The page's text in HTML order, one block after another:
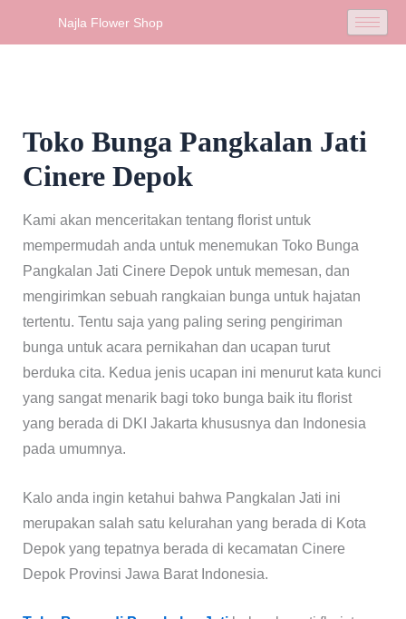
Najla Flower Shop
Toko Bunga Pangkalan Jati
Cinere Depok
Kami akan menceritakan tentang florist untuk
mempermudah anda untuk menemukan Toko Bunga
Pangkalan Jati Cinere Depok untuk memesan, dan
mengirimkan sebuah rangkaian bunga untuk hajatan
tertentu. Tentu saja yang paling sering pengiriman
bunga untuk acara pernikahan dan ucapan turut
berduka cita. Kedua jenis ucapan ini menurut kata kunci
yang sangat menarik bagi toko bunga baik itu florist
yang berada di DKI Jakarta khususnya dan Indonesia
pada umumnya.
Kalo anda ingin ketahui bahwa Pangkalan Jati ini
merupakan salah satu kelurahan yang berada di Kota
Depok yang tepatnya berada di kecamatan Cinere
Depok Provinsi Jawa Barat Indonesia.